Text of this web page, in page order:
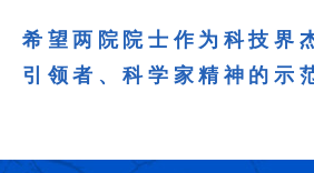
希望两院院士作为科技界
引领者、科学家精神的示